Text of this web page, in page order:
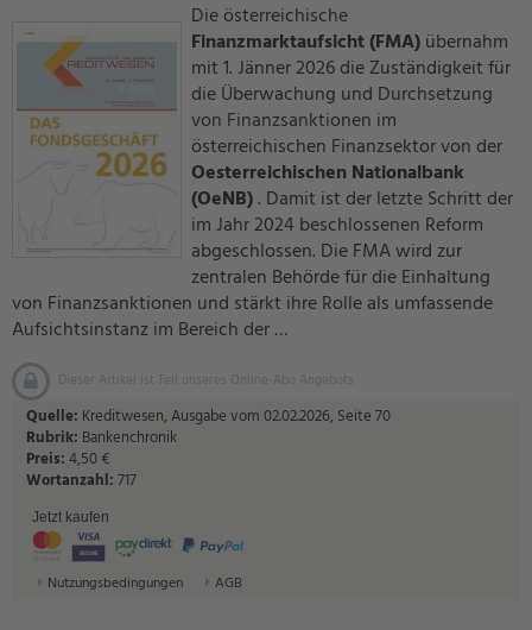
Die österreichische
Finanzmarktaufsicht (FMA)übernahm
mit 1. Jänner 2026 die Zuständigkeit für
die Überwachung und Durchsetzung
von Finanzsanktionen im
österreichischen Finanzsektor von der
Oesterreichischen Nationalbank
(OeNB). Damit ist der letzte Schritt der
im Jahr 2024 beschlossenen Reform
abgeschlossen. Die FMA wird zur
zentralen Behörde für die Einhaltung
von Finanzsanktionen und stärkt ihre Rolle als umfassende
Aufsichtsinstanz im Bereich der …
Dieser Artikel ist Teil unseres Online-Abo Angebots.
Quelle: Kreditwesen, Ausgabe vom 02.02.2026, Seite 70
Rubrik: Bankenchronik
Preis:4,50 €
Wortanzahl:717
Jetzt kaufen
Nutzungsbedingungen AGB